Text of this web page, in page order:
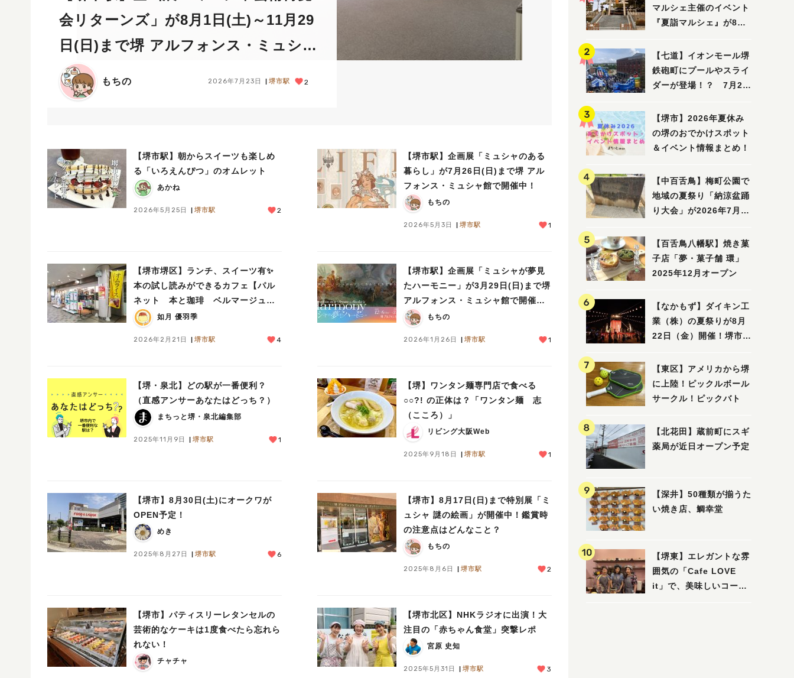
会リターンズ」が8月1日(土)～11月29
日(日)まで堺 アルフォンス・ミュシャ
館で開催！
もちの 2026年7月23日 堺市駅 2
【堺市駅】朝からスイーツも楽しめ
る「いろえんぴつ」のオムレット
あかね
2026年5月25日 堺市駅 2
【堺市駅】企画展「ミュシャのある
暮らし」が7月26日(日)まで堺 アル
フォンス・ミュシャ館で開催中！
もちの
2026年5月3日 堺市駅 1
【堺市堺区】ランチ、スイーツ有✨
本の試し読みができるカフェ【パル
ネット 本と珈琲 ベルマージュ堺
店】
如月 優羽季
2026年2月21日 堺市駅 4
【堺市駅】企画展「ミュシャが夢見
たハーモニー」が3月29日(日)まで堺
アルフォンス・ミュシャ館で開催
中！
もちの
2026年1月26日 堺市駅 1
【堺・泉北】どの駅が一番便利？
（直感アンサーあなたはどっち？）
まちっと堺・泉北編集部
2025年11月9日 堺市駅 1
【堺】ワンタン麺専門店で食べる
○○?! の正体は？「ワンタン麺 志
（こころ）」
リビング大阪Web
2025年9月18日 堺市駅 1
【堺市】8月30日(土)にオークワが
OPEN予定！
めき
2025年8月27日 堺市駅 6
【堺市】8月17日(日)まで特別展「ミ
ュシャ 謎の絵画」が開催中！鑑賞時
の注意点はどんなこと？
もちの
2025年8月6日 堺市駅 2
【堺市】パティスリーレタンセルの
芸術的なケーキは1度食べたら忘れら
れない！
チャチャ
【堺市北区】NHKラジオに出演！大
注目の「赤ちゃん食堂」突撃レポ
宮原 史知
2025年5月31日 堺市駅 3
マルシェ主催のイベント
『夏詣マルシェ』が8月2
【七道】イオンモール堺
鉄砲町にプールやスライ
ダーが登場！？ 7月25
「赤レンガ広場 Kid's
Water PARK 2026」が
開催
【堺市】2026年夏休み
の堺のおでかけスポット
＆イベント情報まとめ！
【中百舌鳥】梅町公園で
地域の夏祭り「納涼盆踊
り大会」が2026年7月26
【百舌鳥八幡駅】焼き菓
子店「夢・菓子舗 環」
2025年12月オープン
【なかもず】ダイキン工
業（株）の夏祭りが8月
22日（金）開催！堺市北
納涼祭
【東区】アメリカから堺
に上陸！ピックルボール
サークル！ピックバト
【北花田】蔵前町にスギ
薬局が近日オープン予定
【深井】50種類が揃うた
い焼き店、鯛幸堂
【堺東】エレガントな雰
囲気の「Cafe LOVE
it」で、美味しいコーヒ